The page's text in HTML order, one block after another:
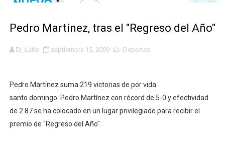
Accidente en Verón deja un motorista fallecido y otra
Discusión familiar termina en muerte de un joven en
Pedro Martínez, tras el "Regreso del Año"
Dj_Leño septiembre 15, 2009 Deportes
Pedro Martínez suma 219 victorias de por vida.
santo domingo. Pedro Martínez con récord de 5-0 y efectividad
de 2.87 se ha colocado en un lugar privilegiado para recibir el
premio de "Regreso del Año".